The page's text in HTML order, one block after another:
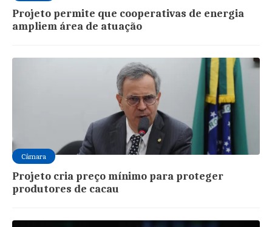
Projeto permite que cooperativas de energia
ampliem área de atuação
Câmara
Projeto cria preço mínimo para proteger
produtores de cacau